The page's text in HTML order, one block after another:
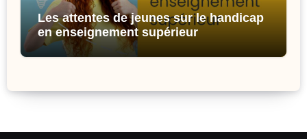
Les attentes de jeunes sur le handicap
en enseignement supérieur